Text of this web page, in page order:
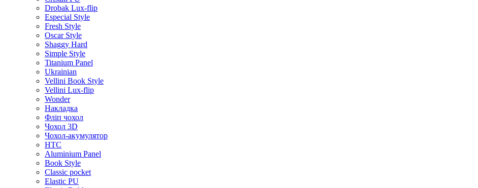
Drobak Lux-flip
Especial Style
Fresh Style
Oscar Style
Shaggy Hard
Simple Style
Titanium Panel
Ukrainian
Vellini Book Style
Vellini Lux-flip
Wonder
Накладка
Фліп чохол
Чохол 3D
Чохол-акумулятор
HTC
Aluminium Panel
Book Style
Classic pocket
Elastic PU